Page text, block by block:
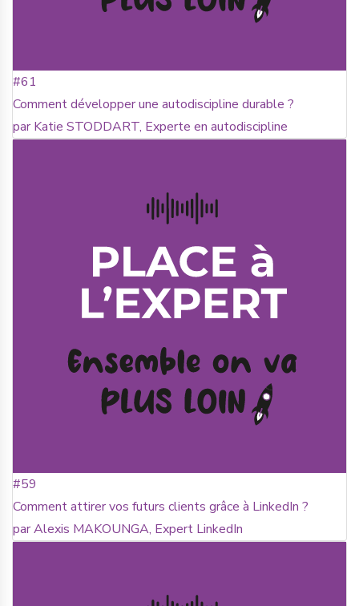
#61
Comment développer une autodiscipline durable ?
par Katie STODDART, Experte en autodiscipline
#59
Comment attirer vos futurs clients grâce à LinkedIn ?
par Alexis MAKOUNGA, Expert LinkedIn